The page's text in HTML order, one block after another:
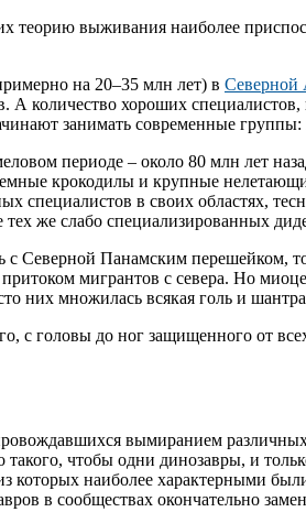
теорию выживания наиболее
на 20–35 млн лет) в Северной
А количество хороших
занимать современные
периоде – около 80 млн лет
крокодилы и крупные
специалистов в своих областях,
тех же слабо специализированных
с Северной Панамским перешейком,
мигрантов с севера. Но
них множилась всякая голь и
с головы до ног защищенного от
вымиранием
чтобы одни динозавры, и
которых наиболее характерными
в сообществах окончательно